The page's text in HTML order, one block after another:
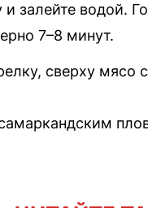
залейте водой.
7–8 минут.
сверху